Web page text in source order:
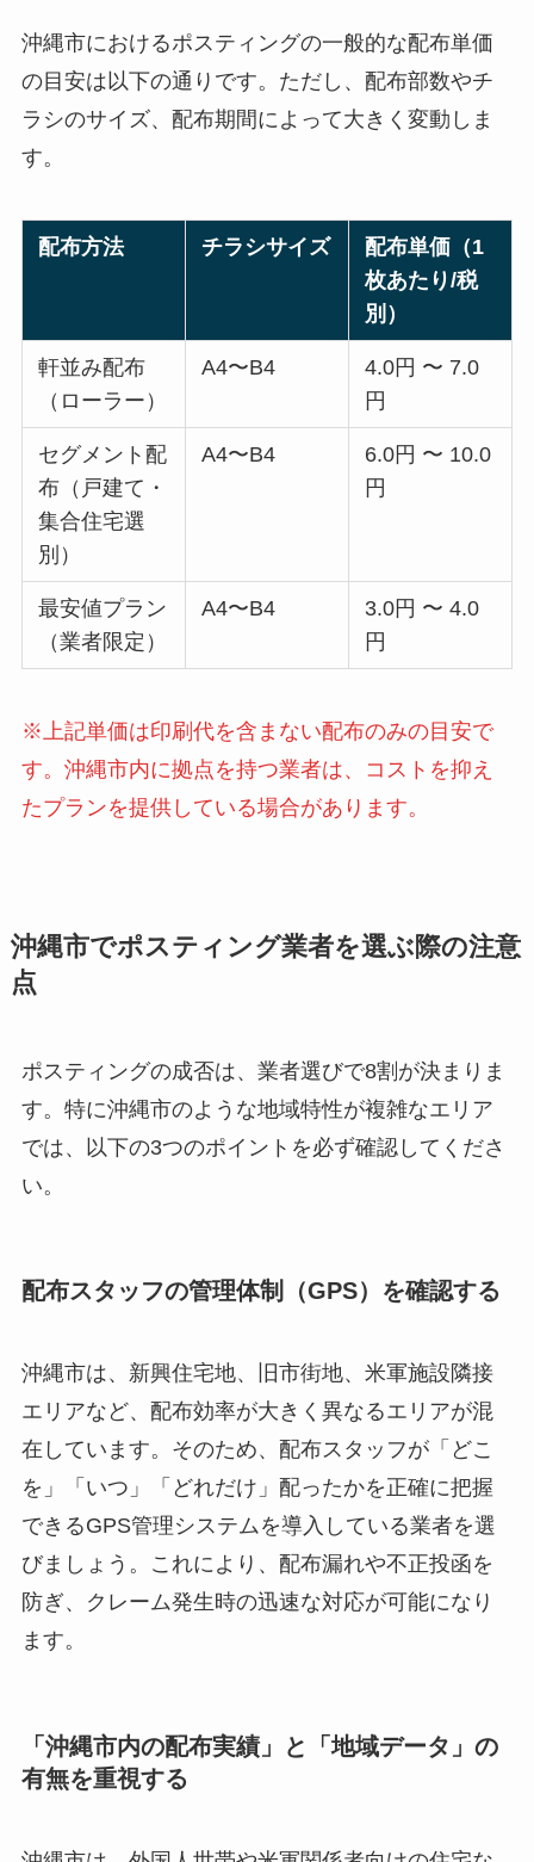
沖縄市におけるポスティングの一般的な配布単価
の目安は以下の通りです。ただし、配布部数やチ
ラシのサイズ、配布期間によって大きく変動しま
す。
配布方法 チラシサイズ
配布単価（1
枚あたり/税
別）
軒並み配布
（ローラー）
A4〜B4
4.0円 〜 7.0
円
セグメント配
布（戸建て・
集合住宅選
別）
A4〜B4
6.0円 〜 10.0
円
最安値プラン
（業者限定）
A4〜B4
3.0円 〜 4.0
円
※上記単価は印刷代を含まない配布のみの目安で
す。沖縄市内に拠点を持つ業者は、コストを抑え
たプランを提供している場合があります。
沖縄市でポスティング業者を選ぶ際の注意
点
ポスティングの成否は、業者選びで8割が決まりま
す。特に沖縄市のような地域特性が複雑なエリア
では、以下の3つのポイントを必ず確認してくださ
い。
配布スタッフの管理体制（GPS）を確認する
沖縄市は、新興住宅地、旧市街地、米軍施設隣接
エリアなど、配布効率が大きく異なるエリアが混
在しています。そのため、配布スタッフが「どこ
を」「いつ」「どれだけ」配ったかを正確に把握
できるGPS管理システムを導入している業者を選
びましょう。これにより、配布漏れや不正投函を
防ぎ、クレーム発生時の迅速な対応が可能になり
ます。
「沖縄市内の配布実績」と「地域データ」の
有無を重視する